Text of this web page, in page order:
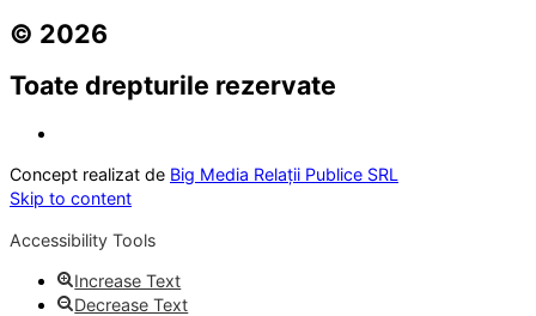
© 2026
Toate drepturile rezervate
Concept realizat de Big Media Relații Publice SRL
Skip to content
Accessibility Tools
Increase Text
Decrease Text